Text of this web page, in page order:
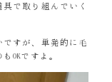
で取り組んでいく
すが、単発的に毛
OKですよ。